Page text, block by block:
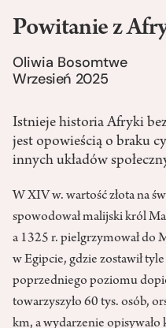
Powitanie z
Oliwia Bosomtwe
Wrzesień 2025
Istnieje historia Afryki
jest opowieścią o braku
innych układów
W XIV w. wartość złota na
spowodował malijski król
a 1325 r. pielgrzymował do
w Egipcie, gdzie zostawił
poprzedniego poziomu
towarzyszyło 60 tys. osób,
km, a wydarzenie